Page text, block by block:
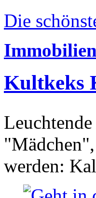
Die
Immobilien
Kultkeks
werden: